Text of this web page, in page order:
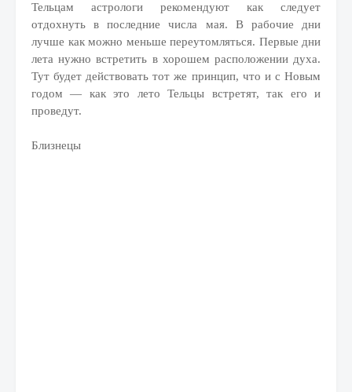
Тельцам астрологи рекомендуют как следует
отдохнуть в последние числа мая. В рабочие дни
лучше как можно меньше переутомляться. Первые дни
лета нужно встретить в хорошем расположении духа.
Тут будет действовать тот же принцип, что и с Новым
годом — как это лето Тельцы встретят, так его и
проведут.
Близнецы